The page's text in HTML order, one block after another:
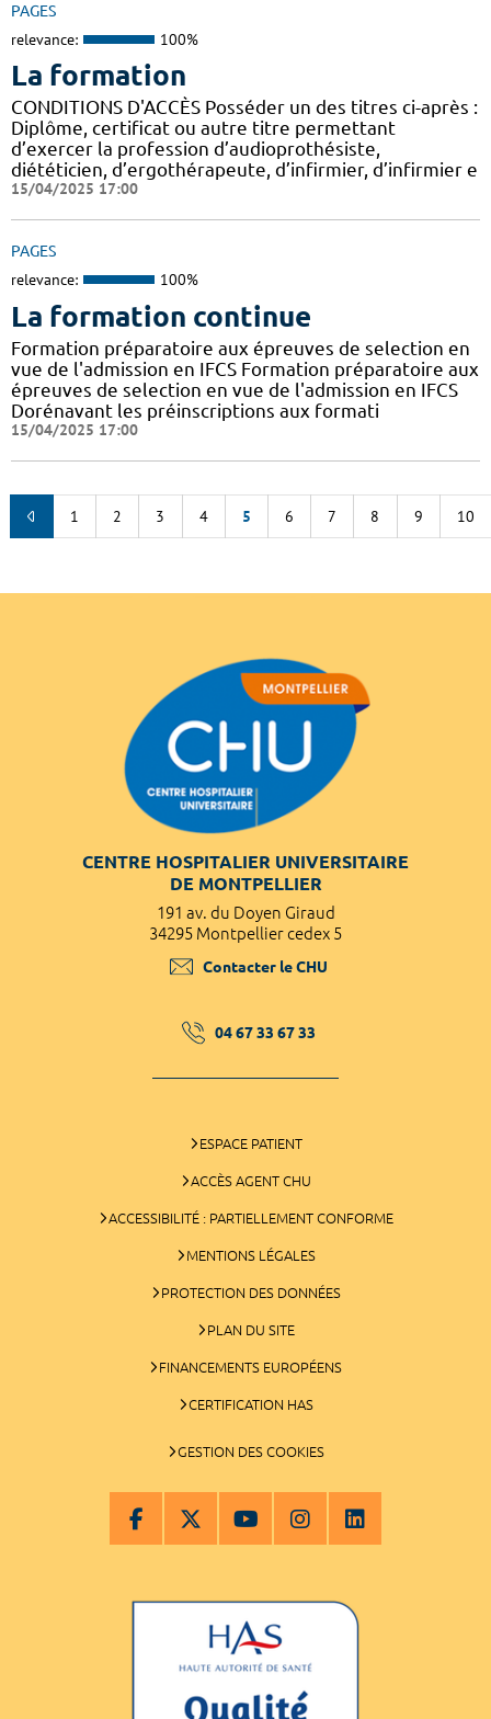
PAGES
relevance: 100%
La formation
CONDITIONS D'ACCÈS Posséder un des titres ci-après :
Diplôme, certificat ou autre titre permettant
d’exercer la profession d’audioprothésiste,
diététicien, d’ergothérapeute, d’infirmier, d’infirmier e
15/04/2025 17:00
PAGES
relevance: 100%
La formation continue
Formation préparatoire aux épreuves de selection en
vue de l'admission en IFCS Formation préparatoire aux
épreuves de selection en vue de l'admission en IFCS
Dorénavant les préinscriptions aux formati
15/04/2025 17:00
1 2 3 4 5 6 7 8 9 10
CENTRE HOSPITALIER UNIVERSITAIRE
DE MONTPELLIER
191 av. du Doyen Giraud
34295 Montpellier cedex 5
Contacter le CHU
04 67 33 67 33
ESPACE PATIENT
ACCÈS AGENT CHU
ACCESSIBILITÉ : PARTIELLEMENT CONFORME
MENTIONS LÉGALES
PROTECTION DES DONNÉES
PLAN DU SITE
FINANCEMENTS EUROPÉENS
CERTIFICATION HAS
GESTION DES COOKIES